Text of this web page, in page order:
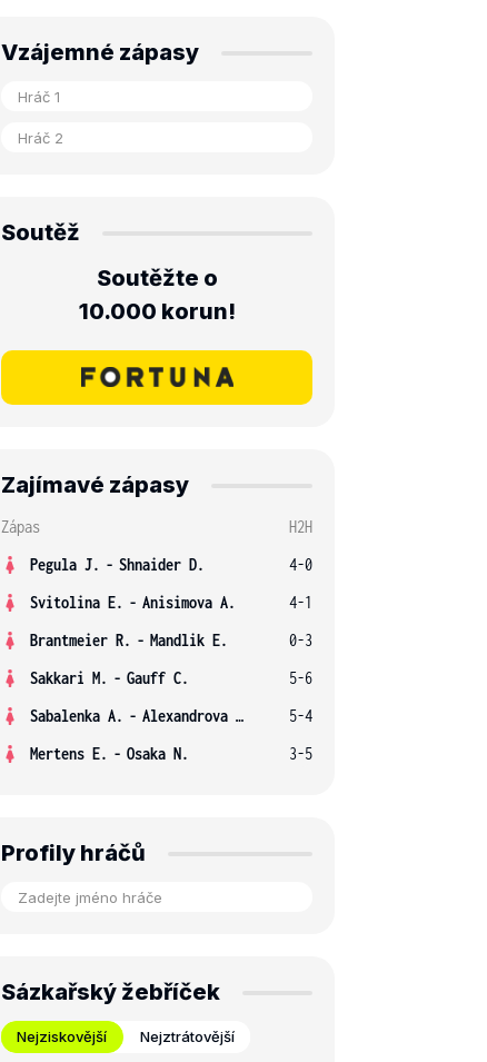
Vzájemné zápasy
Soutěž
Soutěžte o
10.000 korun!
Zajímavé zápasy
Zápas
H2H
Pegula J. - Shnaider D.
4-0
Svitolina E. - Anisimova A.
4-1
Brantmeier R. - Mandlik E.
0-3
Sakkari M. - Gauff C.
5-6
Sabalenka A. - Alexandrova E.
5-4
Mertens E. - Osaka N. 3-5
Profily hráčů
Sázkařský žebříček
Nejziskovější Nejztrátovější